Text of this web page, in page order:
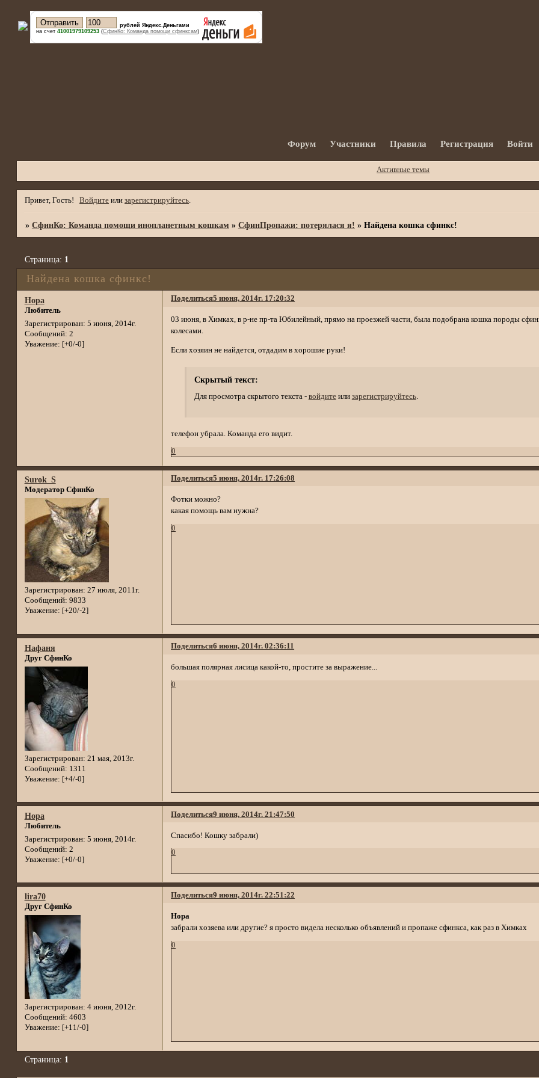
рублей Яндекс.Деньгами
на счет 41001979109253(СфинКо: Команда помощи сфинксам)
Форум Участники Правила Регистрация Войти
Активные темы
Привет, Гость! Войдите или зарегистрируйтесь.
» СфинКо: Команда помощи инопланетным кошкам » СфинПропажи: потерялася я! » Найдена кошка сфинкс!
Найдена кошка сфинкс!
Страница: 1
Поделиться5 июня, 2014г. 17:20:32
Нора
Любитель
Зарегистрирован: 5 июня, 2014г.
Сообщений: 2
Уважение: [+0/-0]
03 июня, в Химках, в р-не пр-та Юбилейный, прямо на проезжей части, была подобрана кошка породы
колесами.
Если хозяин не найдется, отдадим в хорошие руки!
Скрытый текст:
Для просмотра скрытого текста - войдитеили зарегистрируйтесь.
телефон убрала. Команда его видит.
0
Поделиться5 июня, 2014г. 17:26:08
Surok_S
Модератор СфинКо
Зарегистрирован: 27 июля, 2011г.
Сообщений: 9833
Уважение: [+20/-2]
Фотки можно?
какая помощь вам нужна?
0
Поделиться6 июня, 2014г. 02:36:11
Нафаня
Друг СфинКо
Зарегистрирован: 21 мая, 2013г.
Сообщений: 1311
Уважение: [+4/-0]
большая полярная лисица какой-то, простите за выражение...
0
Поделиться9 июня, 2014г. 21:47:50
Нора
Любитель
Зарегистрирован: 5 июня, 2014г.
Сообщений: 2
Уважение: [+0/-0]
Спасибо! Кошку забрали)
0
Поделиться9 июня, 2014г. 22:51:22
lira70
Друг СфинКо
Зарегистрирован: 4 июня, 2012г.
Сообщений: 4603
Уважение: [+11/-0]
Нора
забрали хозяева или другие? я просто видела несколько объявлений и пропаже сфинкса, как раз в Химках
0
Страница: 1